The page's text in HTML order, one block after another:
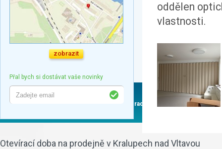
zobrazit
Přal bych si dostávat vaše novinky
oddělen
vlastnosti.
Otevírací doba na prodejně v Kralupech nad Vltavou
Poradna Časté dotazy